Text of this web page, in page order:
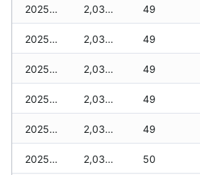
2025-11-25 2,030 zł 49
2025-11-24 2,030 zł 49
2025-11-23 2,030 zł 49
2025-11-22 2,030 zł 49
2025-11-21 2,030 zł 49
2025-11-20 2,030 zł 50